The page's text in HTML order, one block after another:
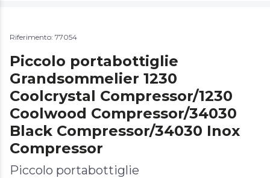
Riferimento: 77054
Piccolo portabottiglie
Grandsommelier 1230
Coolcrystal Compressor/1230
Coolwood Compressor/34030
Black Compressor/34030 Inox
Compressor
Piccolo portabottiglie